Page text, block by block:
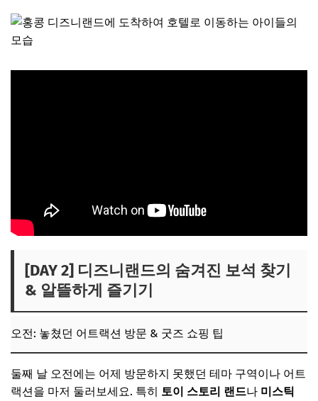
[DAY 2] 디즈니랜드의 숨겨진 보석 찾기
& 알뜰하게 즐기기
오전: 놓쳤던 어트랙션 방문 & 굿즈 쇼핑 팁
둘째 날 오전에는 어제 방문하지 못했던 테마 구역이나 어트
랙션을 마저 둘러보세요. 특히 토이 스토리 랜드나 미스틱